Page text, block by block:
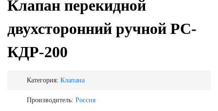
Клапан перекидной
двухсторонний ручной РС-
КДР-200
Категория: Клапана
Производитель: Россия